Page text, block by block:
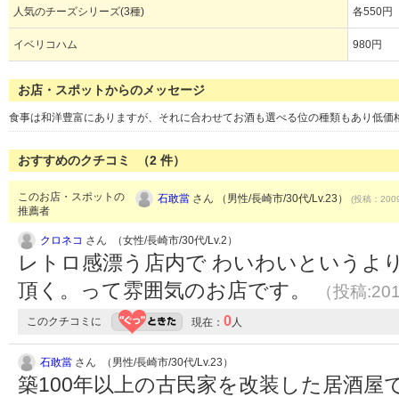
人気のチーズシリーズ(3種) 各550円
イベリコハム 980円
お店・スポットからのメッセージ
食事は和洋豊富にありますが、それに合わせてお酒も選べる位の種類もあり低
おすすめのクチコミ （2 件）
このお店・スポットの
推薦者
石敢當 さん （男性/長崎市/30代/Lv.23） (投稿：
クロネコ さん （女性/長崎市/30代/Lv.2）
レトロ感漂う店内で わいわいというよ
頂く。って雰囲気のお店です。
（投稿
このクチコミに 現在： 0人
石敢當 さん （男性/長崎市/30代/Lv.23）
築100年以上の古民家を改装した居酒屋